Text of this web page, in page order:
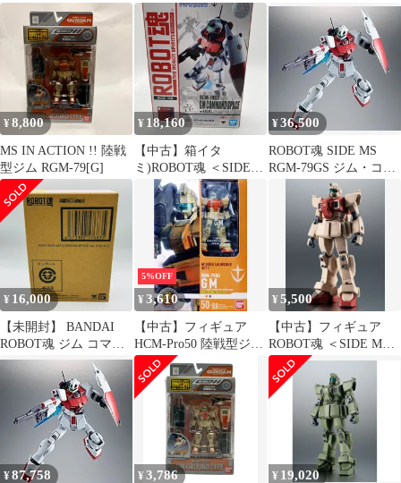
ver. A.N.I.M.E. 機動戦
士ガンダム第08MS小隊
完成品 可動フィギュア
バンダイスピリッツ
＞ RGM-79G ジム・コ
マンド ver. A.N.I.M.E.
～コロニー戦仕様～
「機動戦士ガンダム
0080 ポケットの中の戦
争」 魂ウェブ商店限定
＞ RGM-79(G) ジム・ス
ナイパー ver.
A.N.I.M.E. 「機動戦士
ガンダム 第08MS小
隊」 魂ウェブ商店限定
¥8,800
MS IN ACTION !! 陸戦
型ジム RGM-79[G]
¥ 18,160
【中古】箱イタ
ミ)ROBOT魂 ＜SIDE
MS＞ ジムコマンド宇
宙戦仕様[90]
¥36,500
ROBOT魂 SIDE MS
RGM-79GS ジム・コマ
ンド宇宙戦仕様 ver.
A.N.I.M.E. 機動戦士ガ
ンダム0080 ポケットの
中の戦争
¥ 16,000
【未開封】 BANDAI
ROBOT魂 ジム コマン
ド 宇宙戦仕様 Ver.
A.N.I.M.E. フィギュア /
バンダイ ロボット魂
RGM-79GS GM
COMMAND SPACE
5%OFF
¥3,610
【中古】フィギュア
HCM-Pro50 陸戦型ジム
「機動戦士ガンダム第
08MS小隊」
¥5,500
【中古】フィギュア
ROBOT魂 ＜SIDE MS
＞ RGM-79(G) 陸戦型ジ
ム ver. A.N.I.M.E. 「機
動戦士ガンダム 第
08MS小隊」
¥87,758 ¥ 3,786 ¥ 19,020